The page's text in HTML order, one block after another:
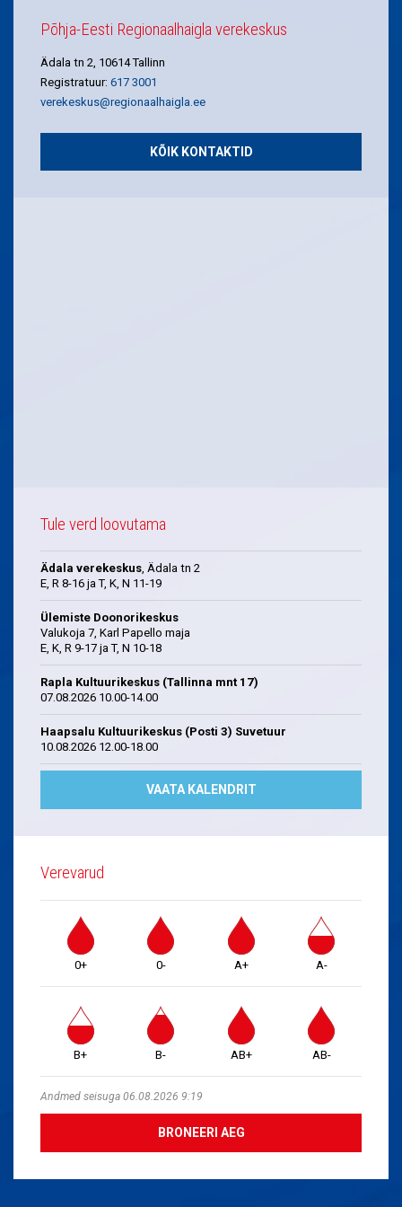
Põhja-Eesti Regionaalhaigla verekeskus
Ädala tn 2, 10614 Tallinn
Registratuur: 617 3001
verekeskus@regionaalhaigla.ee
KÕIK KONTAKTID
Tule verd loovutama
Ädala verekeskus, Ädala tn 2
E, R 8-16 ja T, K, N 11-19
Ülemiste Doonorikeskus
Valukoja 7, Karl Papello maja
E, K, R 9-17 ja T, N 10-18
Rapla Kultuurikeskus (Tallinna mnt 17)
07.08.2026 10.00-14.00
Haapsalu Kultuurikeskus (Posti 3) Suvetuur
10.08.2026 12.00-18.00
VAATA KALENDRIT
Verevarud
0+ 0- A+ A-
B+ B- AB+ AB-
Andmed seisuga 06.08.2026 9:19
BRONEERI AEG